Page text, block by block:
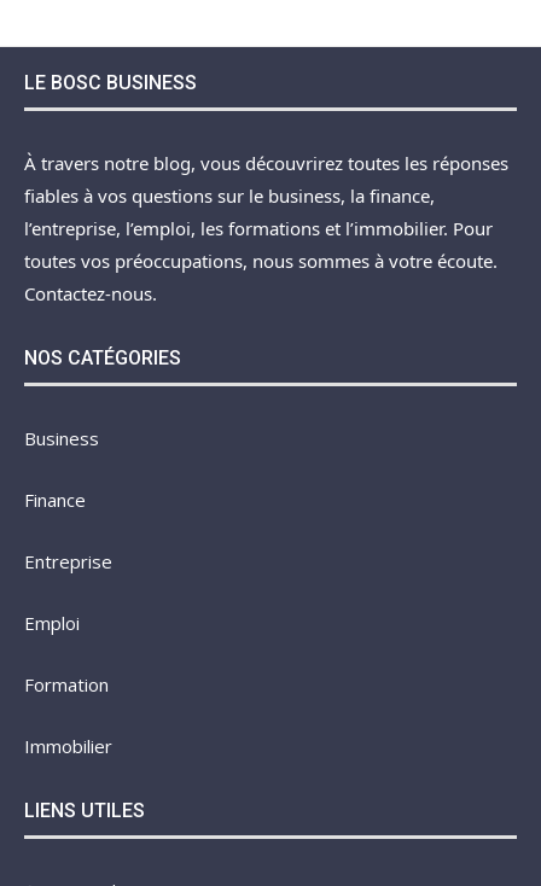
LE BOSC BUSINESS
À travers notre blog, vous découvrirez toutes les réponses
fiables à vos questions sur le business, la finance,
l’entreprise, l’emploi, les formations et l’immobilier. Pour
toutes vos préoccupations, nous sommes à votre écoute.
Contactez-nous.
NOS CATÉGORIES
Business
Finance
Entreprise
Emploi
Formation
Immobilier
LIENS UTILES